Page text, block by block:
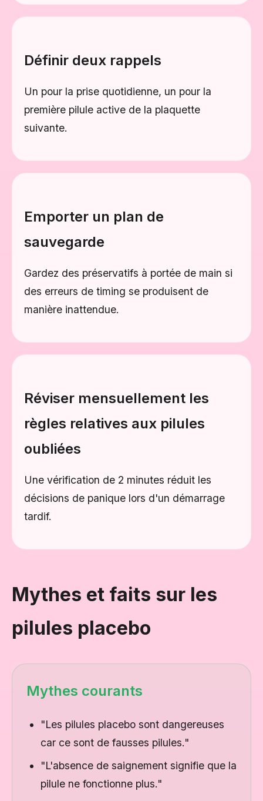
Définir deux rappels
Un pour la prise quotidienne, un pour la
première pilule active de la plaquette
suivante.
Emporter un plan de
sauvegarde
Gardez des préservatifs à portée de main si
des erreurs de timing se produisent de
manière inattendue.
Réviser mensuellement les
règles relatives aux pilules
oubliées
Une vérification de 2 minutes réduit les
décisions de panique lors d'un démarrage
tardif.
Mythes et faits sur les
pilules placebo
Mythes courants
"Les pilules placebo sont dangereuses
car ce sont de fausses pilules."
"L'absence de saignement signifie que la
pilule ne fonctionne plus."